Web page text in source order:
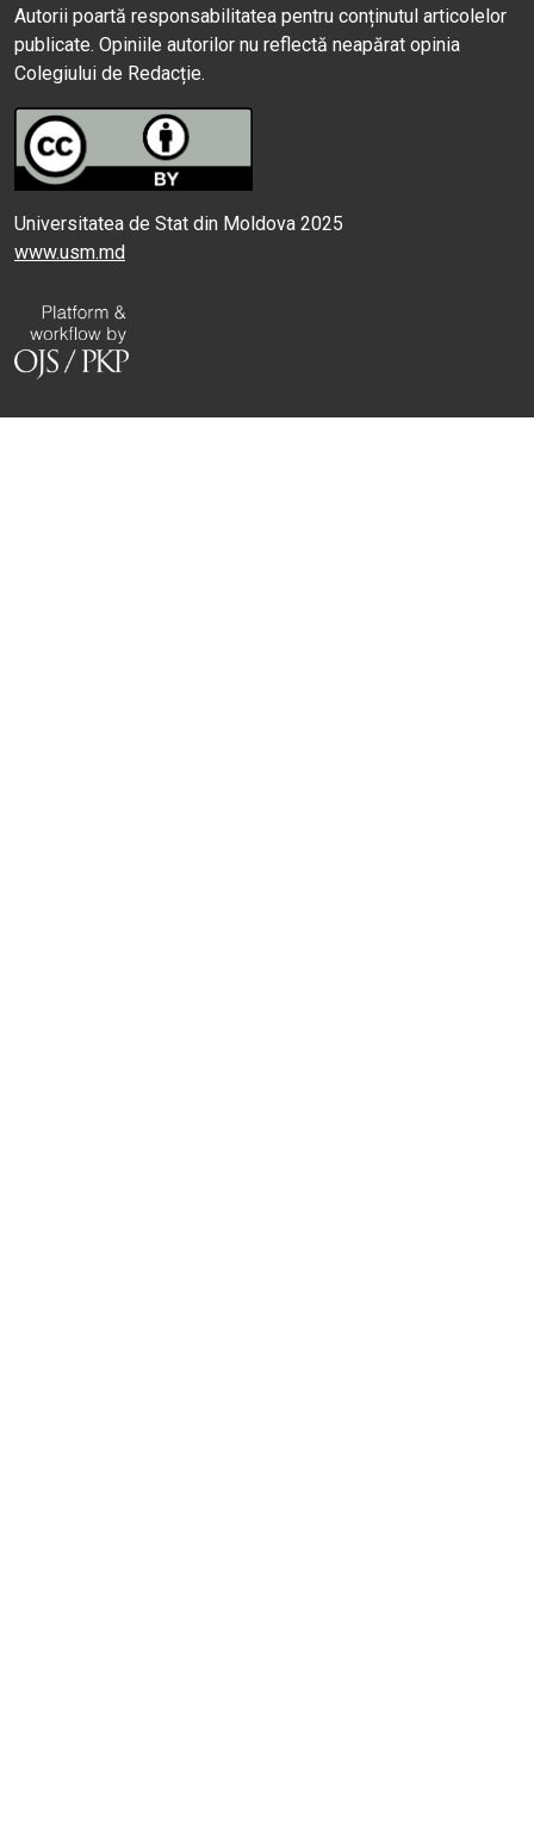
Autorii poartă responsabilitatea pentru conținutul articolelor
publicate. Opiniile autorilor nu reflectă neapărat opinia
Colegiului de Redacție.
Universitatea de Stat din Moldova 2025
www.usm.md